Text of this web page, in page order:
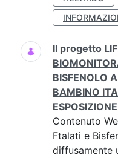
Il progetto
BISFENOLO
BAMBINO
Contenuto
Ftalati e
diffusamente